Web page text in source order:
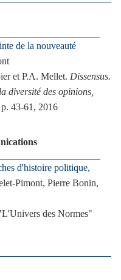
de la nouveauté
et P.A. Mellet. Dissensus.
diversité des opinions,
43-61, 2016
d'histoire politique,
Pimont, Pierre Bonin,
des Normes"